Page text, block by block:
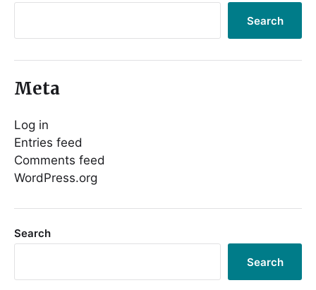
Search
Meta
Log in
Entries feed
Comments feed
WordPress.org
Search
Search